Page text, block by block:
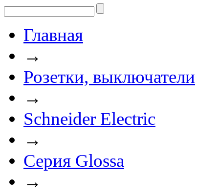
Главная
→
Розетки, выключатели
→
Schneider Electric
→
Cерия Glossa
→